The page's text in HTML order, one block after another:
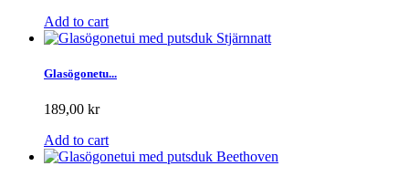
Add to cart
Glasögonetu...
189,00 kr
Add to cart